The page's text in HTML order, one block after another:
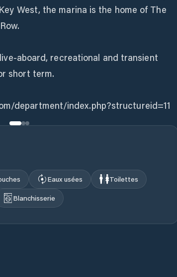
West, the marina is the home of The
aboard, recreational and transient
short term.
department/index.php?structureid=11
Eaux usées
Toilettes
Blanchisserie